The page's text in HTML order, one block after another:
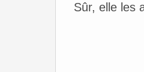
Sûr, elle les